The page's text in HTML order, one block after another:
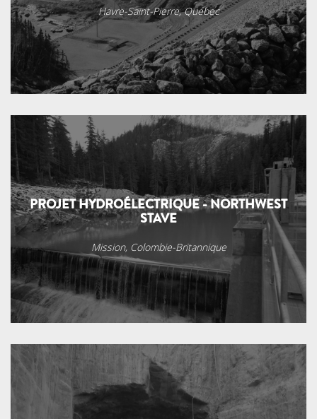
Havre-Saint-Pierre, Québec
PROJET HYDROÉLECTRIQUE - NORTHWEST
STAVE
Mission, Colombie-Britannique